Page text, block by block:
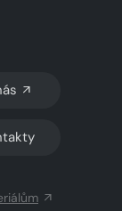
TMAVÝ REŽIM